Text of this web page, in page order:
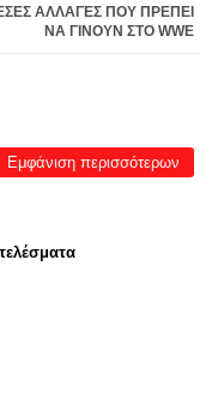
ΑΛΛΑΓΕΣ ΠΟΥ ΠΡΕΠΕΙ
ΝΑ ΓΙΝΟΥΝ ΣΤΟ WWE
Εμφάνιση περισσότερων